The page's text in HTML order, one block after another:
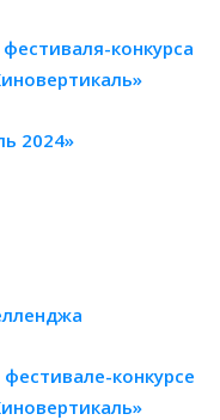
конкурса
2024»
конкурсе